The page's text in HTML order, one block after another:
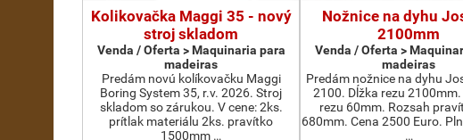
Kolikovačka Maggi 35 - nový
stroj skladom
Venda / Oferta > Maquinaria para
madeiras
Predám novú kolíkovačku Maggi
Boring System 35, r.v. 2026. Stroj
skladom so zárukou. V cene: 2ks.
prítlak materiálu 2ks. pravítko
1500mm …
Nožnice na dyhu
2100mm
Venda / Oferta >
madeiras
Predám nožnice na dyhu
2100. Dĺžka rezu
rezu 60mm. Rozsah
680mm. Cena 2500 Euro.
…